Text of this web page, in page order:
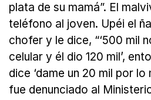
plata de su mamá”. El
teléfono al joven. Upéi el
chofer y le dice, “‘500 mil
celular y él dio 120 mil’,
dice ‘dame un 20 mil por lo
fue denunciado al